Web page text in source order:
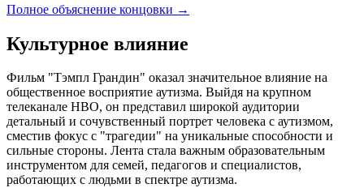
Полное объяснение концовки →
Культурное влияние
Фильм "Тэмпл Грандин" оказал значительное влияние на
общественное восприятие аутизма. Выйдя на крупном
телеканале HBO, он представил широкой аудитории
детальный и сочувственный портрет человека с аутизмом,
сместив фокус с "трагедии" на уникальные способности и
сильные стороны. Лента стала важным образовательным
инструментом для семей, педагогов и специалистов,
работающих с людьми в спектре аутизма.